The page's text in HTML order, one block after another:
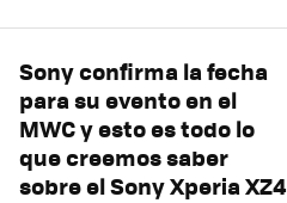
Sony confirma la fecha
para su evento en el
MWC y esto es todo lo
que creemos saber
sobre el Sony Xperia XZ4